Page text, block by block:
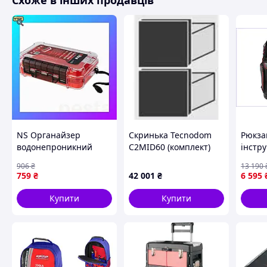
Сумка для амуніції сконструйована для зручного
яке необхідно для виконання висотних робіт.
При розробці сумки враховані ергономіка і
NS Органайзер
водонепроникний
Fit ULTRA (7417622)
Nes22/Q
759 ₴
906₴
Купити
Скринька Tecnodom
C2MID60 (комплект)
42 001 ₴
Купити
та
6 595
13 190